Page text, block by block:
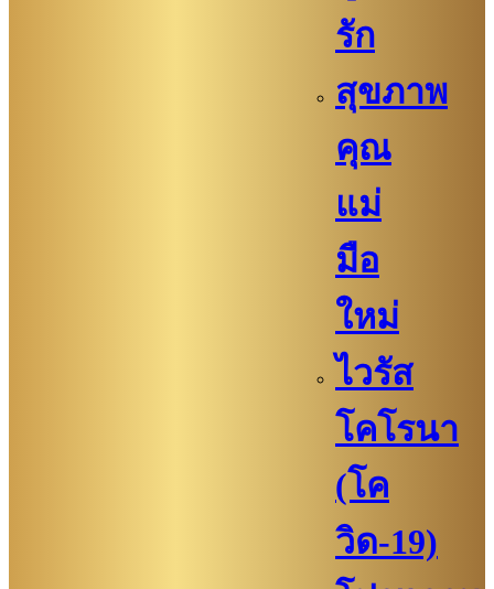
รัก
สุขภาพ
คุณ
แม่
มือ
ใหม่
ไวรัส
โคโรนา
(โค
วิด-19)